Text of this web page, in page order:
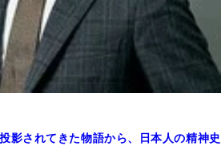
影されてきた物語から、日本人の精神史